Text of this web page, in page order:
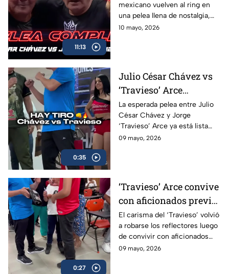
11:13
Box Azteca
mexicano vuelven al ring en
una pelea llena de nostalgia,
emoción y grandes momentos
10 mayo, 2026
0:35
Julio César Chávez vs
‘Travieso’ Arce
cumplen con la
báscula; habrá pelea en
Box Azteca
La esperada pelea entre Julio
César Chávez y Jorge
‘Travieso’ Arce ya está lista
luego de que ambos superaran
09 mayo, 2026
0:27
‘Travieso’ Arce convive
con aficionados previo
a su esperado combate
El carisma del ‘Travieso’ volvió
a robarse los reflectores luego
de convivir con aficionados
antes de subir al ring.
09 mayo, 2026